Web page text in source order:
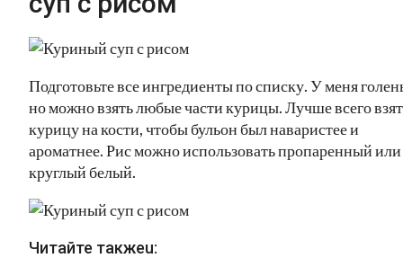
Подготовьте все ингредиенты по списку. У меня
но можно взять любые части курицы. Лучше всего
курицу на кости, чтобы бульон был наваристее и
ароматнее. Рис можно использовать пропаренный или
круглый белый.
Читайте такжеu: